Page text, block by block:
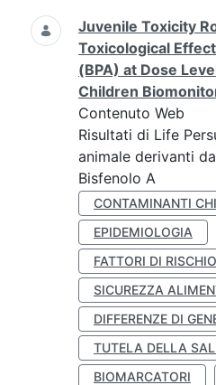
Juvenile Toxicity
Toxicological
(BPA) at Dose
Children
Contenuto Web
Risultati di Life
animale derivanti
Bisfenolo A
CONTAMINANTI
EPIDEMIOLOGIA
FATTORI DI RISCHIO
SICUREZZA
DIFFERENZE DI
TUTELA DELLA
BIOMARCATORI